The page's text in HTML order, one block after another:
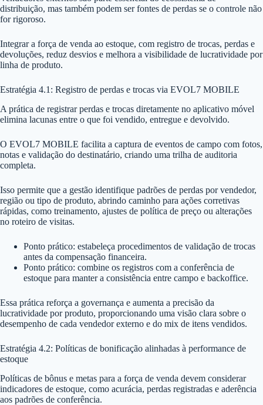
distribuição, mas também podem ser fontes de perdas se o controle não
for rigoroso.
Integrar a força de venda ao estoque, com registro de trocas, perdas e
devoluções, reduz desvios e melhora a visibilidade de lucratividade por
linha de produto.
Estratégia 4.1: Registro de perdas e trocas via EVOL7 MOBILE
A prática de registrar perdas e trocas diretamente no aplicativo móvel
elimina lacunas entre o que foi vendido, entregue e devolvido.
O EVOL7 MOBILE facilita a captura de eventos de campo com fotos,
notas e validação do destinatário, criando uma trilha de auditoria
completa.
Isso permite que a gestão identifique padrões de perdas por vendedor,
região ou tipo de produto, abrindo caminho para ações corretivas
rápidas, como treinamento, ajustes de política de preço ou alterações
no roteiro de visitas.
Ponto prático: estabeleça procedimentos de validação de trocas
antes da compensação financeira.
Ponto prático: combine os registros com a conferência de
estoque para manter a consistência entre campo e backoffice.
Essa prática reforça a governança e aumenta a precisão da
lucratividade por produto, proporcionando uma visão clara sobre o
desempenho de cada vendedor externo e do mix de itens vendidos.
Estratégia 4.2: Políticas de bonificação alinhadas à performance de
estoque
Políticas de bônus e metas para a força de venda devem considerar
indicadores de estoque, como acurácia, perdas registradas e aderência
aos padrões de conferência.